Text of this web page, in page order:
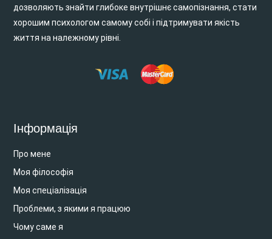
дозволяють знайти глибоке внутрішнє самопізнання, стати
хорошим психологом самому собі і підтримувати якість
життя на належному рівні.
Інформація
Про мене
Моя філософія
Моя спеціалізація
Проблеми, з якими я працюю
Чому саме я